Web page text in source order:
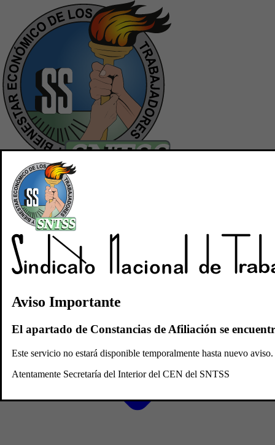
Inicio
Quiénes Somos
Aviso Importante
El apartado de Constancias de Afiliación se
Este servicio no estará disponible temporalmente hasta nuevo
Atentamente Secretaría del Interior del CEN del SNTSS